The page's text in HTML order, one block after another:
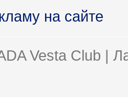
на сайте
Vesta Club |